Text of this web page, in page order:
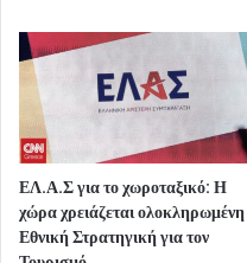
ΕΛ.Α.Σ για το χωροταξικό: Η
χώρα χρειάζεται ολοκληρωμένη
Εθνική Στρατηγική για τον